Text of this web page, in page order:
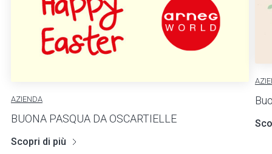
AZIENDA
BUONA PASQUA DA OSCARTIELLE
Scopri di più